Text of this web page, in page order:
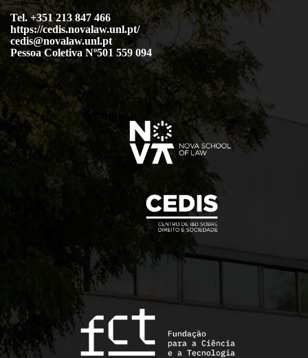
Tel. +351 213 847 466
https://cedis.novalaw.unl.pt/
cedis@novalaw.unl.pt
Pessoa Coletiva Nº501 559 094